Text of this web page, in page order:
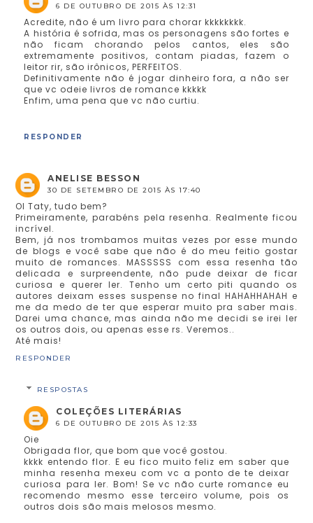
6 DE OUTUBRO DE 2015 ÀS 12:31
Acredite, não é um livro para chorar kkkkkkkk.
A história é sofrida, mas os personagens são fortes e
não ficam chorando pelos cantos, eles são
extremamente positivos, contam piadas, fazem o
leitor rir, são irônicos, PERFEITOS.
Definitivamente não é jogar dinheiro fora, a não ser
que vc odeie livros de romance kkkkk
Enfim, uma pena que vc não curtiu.
RESPONDER
ANELISE BESSON
30 DE SETEMBRO DE 2015 ÀS 17:40
OI Taty, tudo bem?
Primeiramente, parabéns pela resenha. Realmente ficou
incrível.
Bem, já nos trombamos muitas vezes por esse mundo
de blogs e você sabe que não é do meu feitio gostar
muito de romances. MASSSSS com essa resenha tão
delicada e surpreendente, não pude deixar de ficar
curiosa e querer ler. Tenho um certo piti quando os
autores deixam esses suspense no final HAHAHHAHAH e
me da medo de ter que esperar muito pra saber mais.
Darei uma chance, mas ainda não me decidi se irei ler
os outros dois, ou apenas esse rs. Veremos..
Até mais!
RESPONDER
RESPOSTAS
COLEÇÕES LITERÁRIAS
6 DE OUTUBRO DE 2015 ÀS 12:33
Oie
Obrigada flor, que bom que você gostou.
kkkk entendo flor. E eu fico muito feliz em saber que
minha resenha mexeu com vc a ponto de te deixar
curiosa para ler. Bom! Se vc não curte romance eu
recomendo mesmo esse terceiro volume, pois os
outros dois são mais melosos mesmo.